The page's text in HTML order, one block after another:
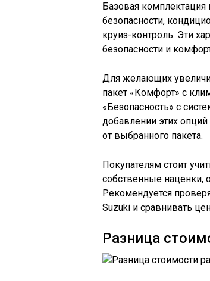
Базовая
безопасности,
круиз-контроль. Эти
безопасности и
Для желающих
пакет «Комфорт» с
«Безопасность» с
добавлении этих
от выбранного пакета.
Покупателям стоит
собственные наценки,
Рекомендуется
Suzuki и сравнивать
Разница